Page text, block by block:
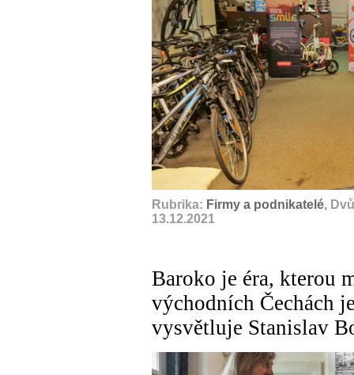
Rubrika: Firmy a podnikatelé,
13.12.2021
Baroko je éra, kterou
východních Čechách
vysvětluje Stanislav